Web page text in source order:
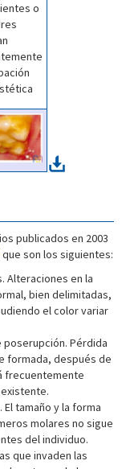
o
publicados en 2003
que son los siguientes:
Alteraciones en la
bien delimitadas,
el color variar
Pérdida
formada, después de
frecuentemente
tamaño y la forma
molares no sigue
del individuo.
que invaden las